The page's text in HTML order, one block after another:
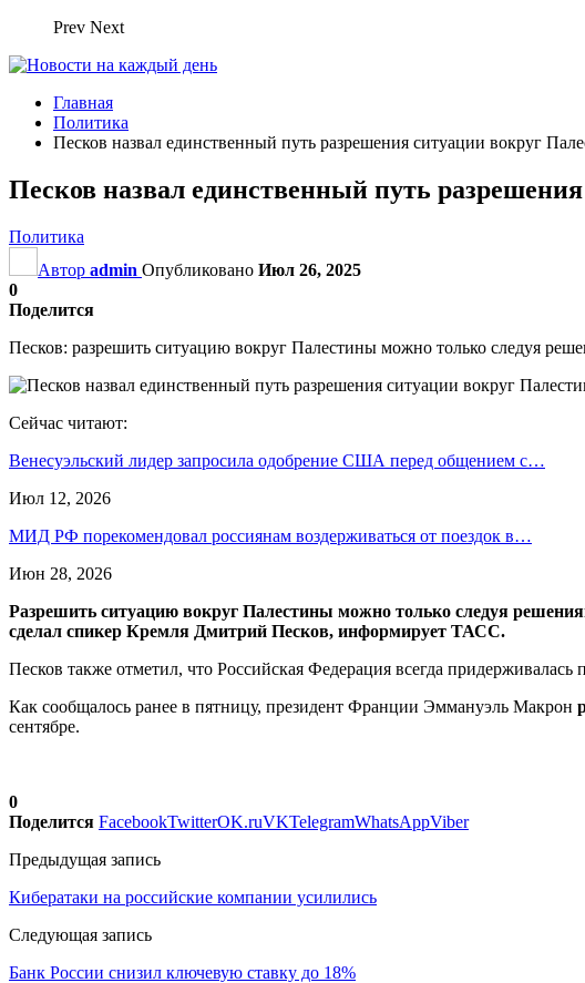
Prev Next
Главная
Политика
Песков назвал единственный путь разрешения ситуации вокруг
Песков назвал единственный путь
Политика
Автор admin Опубликовано Июл 26, 2025
0
Поделится
Песков: разрешить ситуацию вокруг Палестины можно только следуя
Сейчас читают:
Венесуэльский лидер запросила одобрение США перед общением с…
Июл 12, 2026
МИД РФ порекомендовал россиянам воздерживаться от поездок в…
Июн 28, 2026
Разрешить ситуацию вокруг Палестины можно только следуя
сделал спикер Кремля Дмитрий Песков, информирует ТАСС.
Песков также отметил, что Российская Федерация всегда придерживалась
Как сообщалось ранее в пятницу, президент Франции Эммануэль Макрон
сентябре.
0
Поделится FacebookTwitterOK.ruVKTelegramWhatsAppViber
Предыдущая запись
Кибератаки на российские компании усилились
Следующая запись
Банк России снизил ключевую ставку до 18%